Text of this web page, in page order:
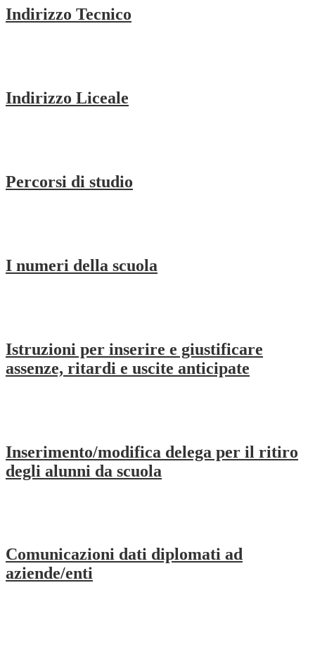
Indirizzo Tecnico
Indirizzo Liceale
Percorsi di studio
I numeri della scuola
Istruzioni per inserire e giustificare
assenze, ritardi e uscite anticipate
Inserimento/modifica delega per il ritiro
degli alunni da scuola
Comunicazioni dati diplomati ad
aziende/enti